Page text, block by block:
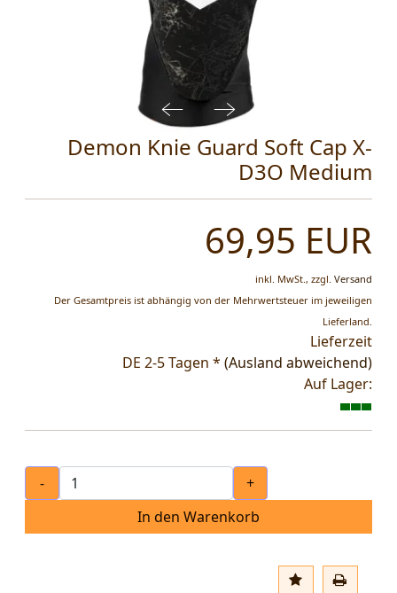
Demon Knie Guard Soft Cap X-
D3O Medium
69,95 EUR
inkl. MwSt., zzgl. Versand
Der Gesamtpreis ist abhängig von der Mehrwertsteuer im jeweiligen
Lieferland.
Lieferzeit
DE 2-5 Tagen * (Ausland abweichend)
Auf Lager:
-
+
In den Warenkorb